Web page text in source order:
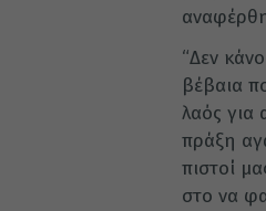
“Δεν
βέβαια
λαός για
πράξη
πιστοί
στο να